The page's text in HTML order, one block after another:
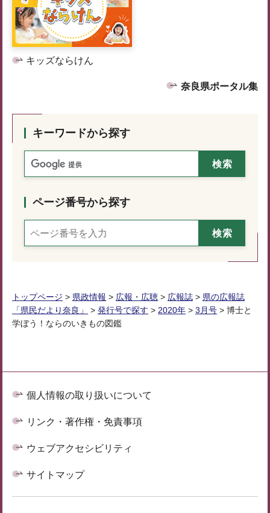
キッズならけん
奈良県ポータル集
キーワードから探す
ページ番号から探す
トップページ > 県政情報 > 広報・広聴 > 広報誌 > 県の広報誌
「県民だより奈良」
> 発行号で探す > 2020年 > 3月号 > 博士と
学ぼう！ならのいきもの図鑑
個人情報の取り扱いについて
リンク・著作権・免責事項
ウェブアクセシビリティ
サイトマップ